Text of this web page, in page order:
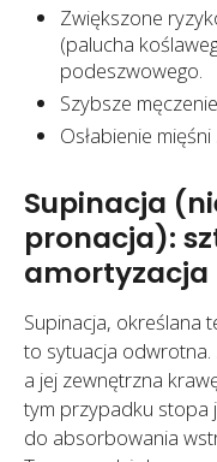
Zwiększone
(palucha
podeszwowego.
Szybsze
Osłabienie
Supinacja
pronacja):
amortyzacja
Supinacja, określana
to sytuacja
a jej zewnętrzna
tym przypadku stopa
do absorbowania